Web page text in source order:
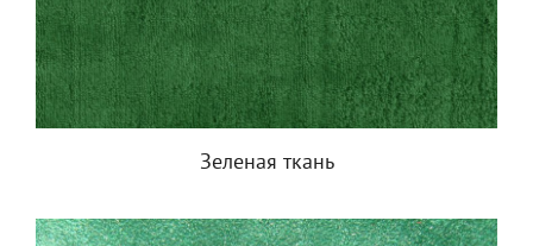
Зеленая ткань